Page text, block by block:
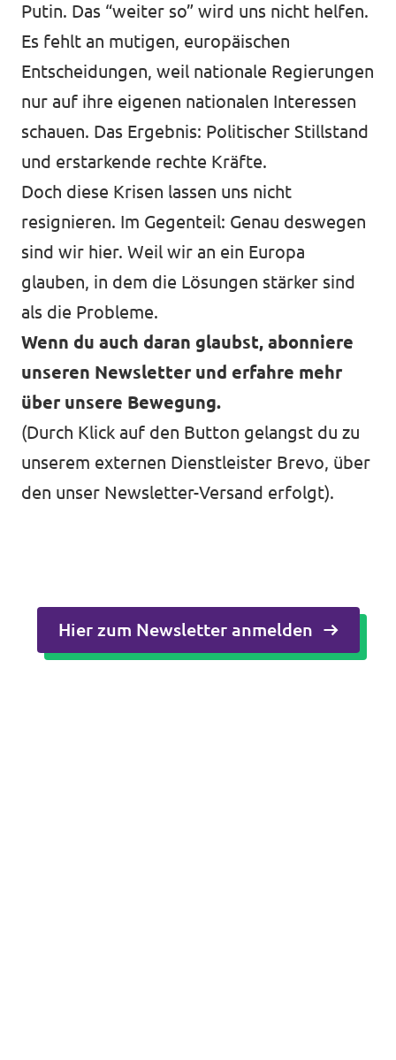
Transparenz
Impressum
Putin. Das “weiter so” wird uns nicht helfen.
Es fehlt an mutigen, europäischen
Entscheidungen, weil nationale Regierungen
nur auf ihre eigenen nationalen Interessen
schauen. Das Ergebnis: Politischer Stillstand
und erstarkende rechte Kräfte.
Doch diese Krisen lassen uns nicht
resignieren. Im Gegenteil: Genau deswegen
sind wir hier. Weil wir an ein Europa
glauben, in dem die Lösungen stärker sind
als die Probleme.
Wenn du auch daran glaubst, abonniere
unseren Newsletter und erfahre mehr
über unsere Bewegung.
(Durch Klick auf den Button gelangst du zu
unserem externen Dienstleister Brevo, über
den unser Newsletter-Versand erfolgt).
Hier zum Newsletter anmelden